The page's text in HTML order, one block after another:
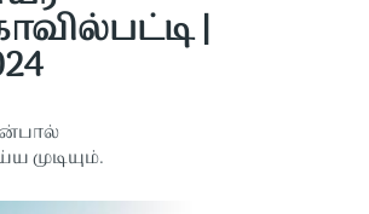
|
முடியும்.